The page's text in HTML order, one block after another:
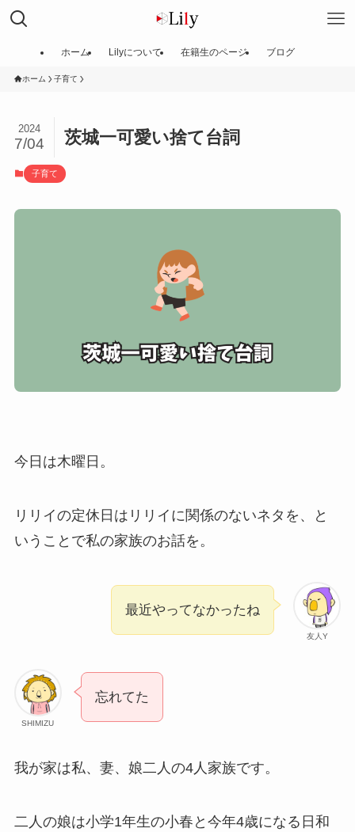
ホーム Lilyについて 在籍生のページ ブログ
ホーム 子育て
茨城一可愛い捨て台詞
2024
7/04
子育て
今日は木曜日。
リリイの定休日はリリイに関係のないネタを、と
いうことで私の家族のお話を。
友人Y
最近やってなかったね
SHIMIZU
忘れてた
我が家は私、妻、娘二人の4人家族です。
二人の娘は小学1年生の小春と今年4歳になる日和